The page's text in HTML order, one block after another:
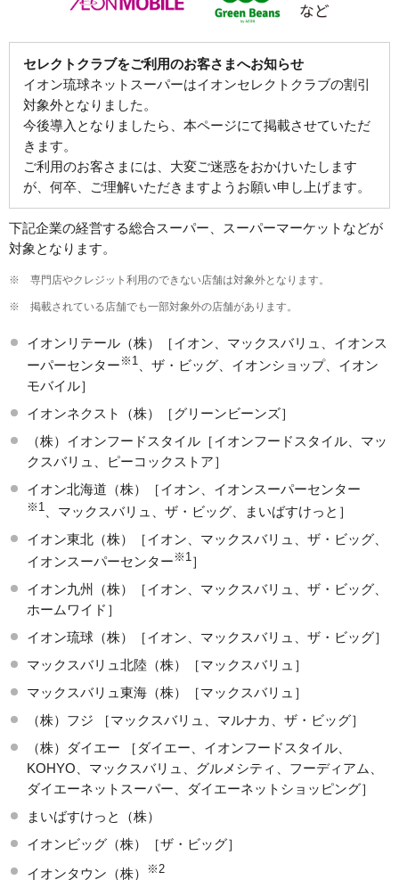
セレクトクラブをご利用のお客さまへお知らせ
イオン琉球ネットスーパーはイオンセレクトクラブの割引
対象外となりました。
今後導入となりましたら、本ページにて掲載させていただ
きます。
ご利用のお客さまには、大変ご迷惑をおかけいたします
が、何卒、ご理解いただきますようお願い申し上げます。
下記企業の経営する総合スーパー、スーパーマーケットなどが
対象となります。
※ 専門店やクレジット利用のできない店舗は対象外となります。
※ 掲載されている店舗でも一部対象外の店舗があります。
イオンリテール（株）［イオン、マックスバリュ、イオンス
ーパーセンター ※1
、ザ・ビッグ、イオンショップ、イオン
モバイル］
イオンネクスト（株）［グリーンビーンズ］
（株）イオンフードスタイル［イオンフードスタイル、マッ
クスバリュ、ピーコックストア］
イオン北海道（株）［イオン、イオンスーパーセンター
※1
、マックスバリュ、ザ・ビッグ、まいばすけっと］
イオン東北（株）［イオン、マックスバリュ、ザ・ビッグ、
イオンスーパーセンター ※1 ］
イオン九州（株）［イオン、マックスバリュ、ザ・ビッグ、
ホームワイド］
イオン琉球（株）［イオン、マックスバリュ、ザ・ビッグ］
マックスバリュ北陸（株）［マックスバリュ］
マックスバリュ東海（株）［マックスバリュ］
（株）フジ ［マックスバリュ、マルナカ、ザ・ビッグ］
（株）ダイエー ［ダイエー、イオンフードスタイル、
KOHYO、マックスバリュ、グルメシティ、フーディアム、
ダイエーネットスーパー、ダイエーネットショッピング］
まいばすけっと（株）
イオンビッグ（株）［ザ・ビッグ］
イオンタウン（株）
※2